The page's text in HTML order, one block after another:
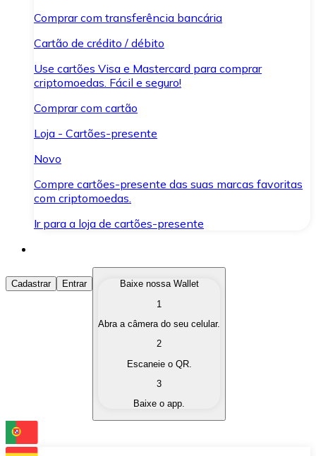
Comprar com transferência bancária
Cartão de crédito / débito
Use cartões Visa e Mastercard para comprar
criptomoedas. Fácil e seguro!
Comprar com cartão
Loja - Cartões-presente
Novo
Compre cartões-presente das suas marcas favoritas
com criptomoedas.
Ir para a loja de cartões-presente
Comprar Criptomoedas
Compre as criptomoedas de seu interesse de forma
Converta suas criptomoedas em moeda fiduciária
Troque uma criptomoeda por outra
Cadastrar Entrar
Baixe nossa Wallet
1
Abra a câmera do seu celular.
2
Escaneie o QR.
3
Baixe o app.